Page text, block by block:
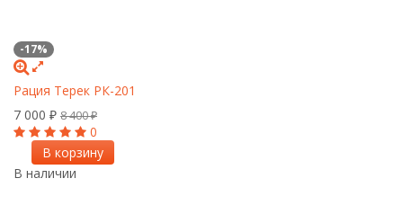
-17%
Рация Терек РК-201
7 000 ₽ 8 400₽
0
В корзину
В наличии